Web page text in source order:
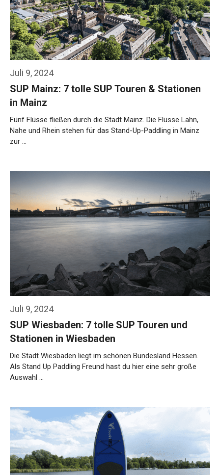
Juli 9, 2024
SUP Mainz: 7 tolle SUP Touren & Stationen
in Mainz
Fünf Flüsse fließen durch die Stadt Mainz. Die Flüsse Lahn,
Nahe und Rhein stehen für das Stand-Up-Paddling in Mainz
zur …
Juli 9, 2024
SUP Wiesbaden: 7 tolle SUP Touren und
Stationen in Wiesbaden
Die Stadt Wiesbaden liegt im schönen Bundesland Hessen.
Als Stand Up Paddling Freund hast du hier eine sehr große
Auswahl …